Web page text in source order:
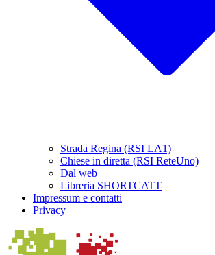
Strada Regina (RSI LA1)
Chiese in diretta (RSI ReteUno)
Dal web
Libreria SHORTCATT
Impressum e contatti
Privacy